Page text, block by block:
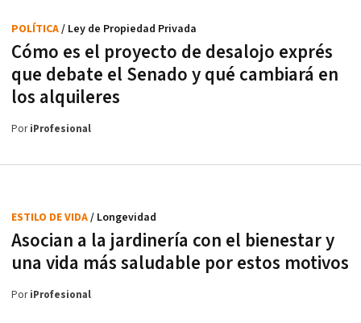
Cómo es el proyecto de desalojo exprés
que debate el Senado y qué cambiará en
los alquileres
POLÍTICA/ Ley de Propiedad Privada
PoriProfesional
Asocian a la jardinería con el bienestar y
una vida más saludable por estos motivos
ESTILO DE VIDA/ Longevidad
PoriProfesional